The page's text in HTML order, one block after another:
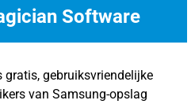
Software
gebruiksvriendelijke
van Samsung-opslag